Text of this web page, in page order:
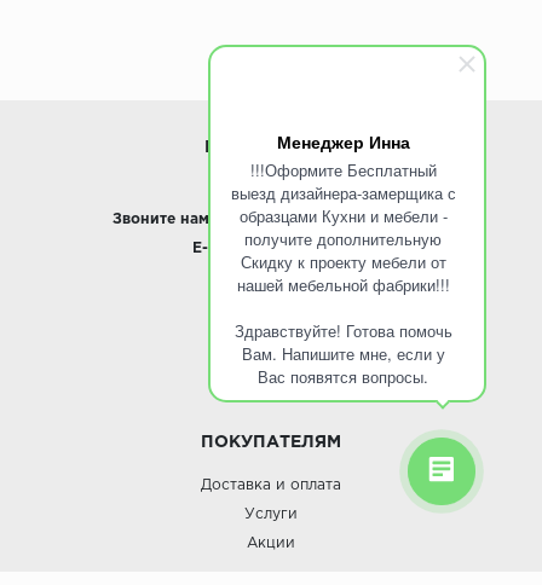
Менеджер Инна
!!!Оформите Бесплатный
выезд дизайнера-замерщика с
образцами Кухни и мебели -
получите дополнительную
Скидку к проекту мебели от
нашей мебельной фабрики!!!
Здравствуйте! Готова помочь
Вам. Напишите мне, если у
Вас появятся вопросы.
ИНФОРМАЦИЯ
www.ROINST.ru
Звоните нам: 8 495 797-10-50 / Whatsapp
E-mail: info@roinst.ru
О КОМПАНИИ
О компании
ПОКУПАТЕЛЯМ
Доставка и оплата
Услуги
Акции